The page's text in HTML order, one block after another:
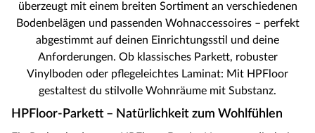
überzeugt mit einem breiten Sortiment an verschiedenen
Bodenbelägen und passenden Wohnaccessoires – perfekt
abgestimmt auf deinen Einrichtungsstil und deine
Anforderungen. Ob klassisches Parkett, robuster
Vinylboden oder pflegeleichtes Laminat: Mit HPFloor
gestaltest du stilvolle Wohnräume mit Substanz.
HPFloor-Parkett – Natürlichkeit zum Wohlfühlen